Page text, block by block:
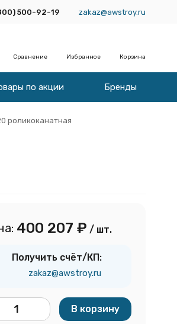
500-92-19 zakaz@awstroy.ru
Сравнение Избранное Корзина
по акции Бренды
роликоканатная
400 207 ₽ / шт.
Получить счёт/КП:
zakaz@awstroy.ru
В корзину